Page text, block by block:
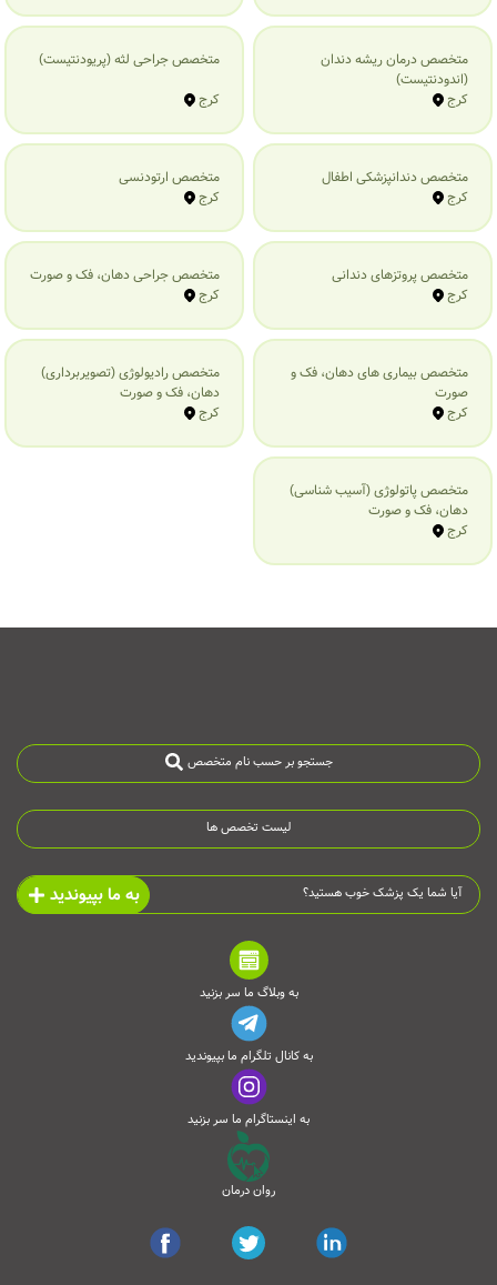
متخصص درمان ریشه دندان
(اندودنتیست)
کرج
متخصص جراحی لثه (پریودنتیست)
کرج
متخصص دندانپزشکی اطفال
کرج
متخصص ارتودنسی
کرج
متخصص پروتزهای دندانی
کرج
متخصص جراحی دهان، فک و صورت
کرج
متخصص بیماری‌ های دهان، فک و
صورت
کرج
متخصص رادیولوژی (تصویربرداری)
دهان، فک و صورت
کرج
متخصص پاتولوژی (آسیب شناسی)
دهان، فک و صورت
کرج
جستجو بر حسب نام متخصص
لیست تخصص ها
آیا شما یک پزشک خوب هستید؟ به ما بپیوندید
به وبلاگ ما سر بزنید
به کانال تلگرام ما بپیوندید
به اینستاگرام ما سر بزنید
روان درمان